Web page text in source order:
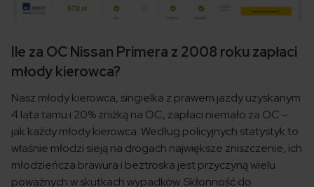
Ile za OC Nissan Primera z 2008 roku zapłaci
młody kierowca?
Nasz młody kierowca, singielka z prawem jazdy uzyskanym
4 lata tamu i 20% zniżką na OC, zapłaci niemało za OC –
jak każdy młody kierowca. Według policyjnych statystyk to
właśnie młodzi sieją na drogach największe zniszczenie, ich
młodzieńcza brawura i beztroska jest przyczyną wielu
poważnych w skutkach wypadków. Skłonność do